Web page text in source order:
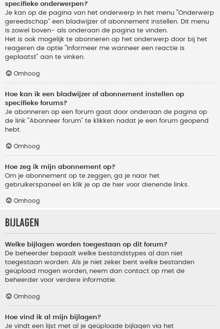
specifieke onderwerpen?
Je kan op de pagina van het onderwerp in het menu “Onderwerp
gereedschap” een bladwijzer of abonnement instellen. Dit menu
is zowel boven- als onderaan de pagina te vinden.
Het is ook mogelijk te abonneren op het onderwerp door bij het
reageren de optie “Informeer me wanneer een reactie is
geplaatst” aan te vinken.
Omhoog
Hoe kan ik een bladwijzer of abonnement instellen op
specifieke forums?
Je abonneren op een forum gaat door onderaan de pagina op
de link “Abonneer forum” te klikken nadat je een forum geopend
hebt.
Omhoog
Hoe zeg ik mijn abonnement op?
Om je abonnement op te zeggen, ga je naar het
gebruikerspaneel en klik je op de hier voor dienende links.
Omhoog
Bijlagen
Welke bijlagen worden toegestaan op dit forum?
De beheerder bepaalt welke bestandstypes al dan niet
toegestaan worden. Als je niet zeker bent welke bestanden
geüpload mogen worden, neem dan contact op met de
beheerder voor verdere informatie.
Omhoog
Hoe vind ik al mijn bijlagen?
Je vindt een lijst met al je geüploade bijlagen via het